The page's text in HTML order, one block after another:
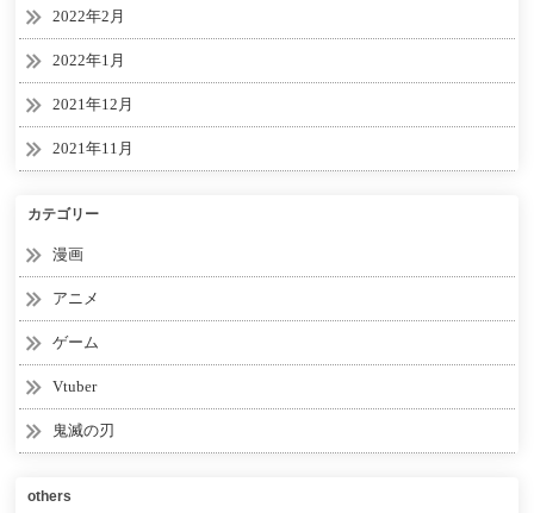
2022年2月
2022年1月
2021年12月
2021年11月
カテゴリー
漫画
アニメ
ゲーム
Vtuber
鬼滅の刃
others